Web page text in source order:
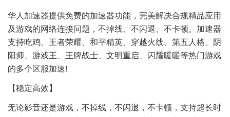
华人加速器提供免费的加速器功能，完美解决合规精品应用
及游戏的网络连接问题，不掉线、不闪退、不卡顿。加速器
支持吃鸡、王者荣耀、和平精英、穿越火线、第五人格、阴
阳师、游戏王、王牌战士、文明重启、闪耀暖暖等热门游戏
的多个区服加速!
【稳定高效】
无论影音还是游戏，不掉线，不闪退，不卡顿，支持超长时